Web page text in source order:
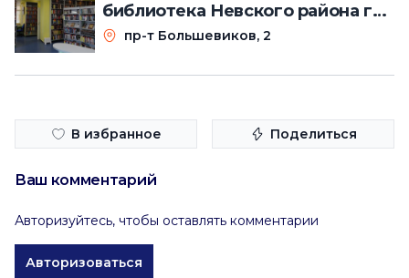
библиотека Невского района г.
Санкт-Петербурга
пр-т Большевиков, 2
В избранное Поделиться
Ваш комментарий
Авторизуйтесь, чтобы оставлять комментарии
Авторизоваться